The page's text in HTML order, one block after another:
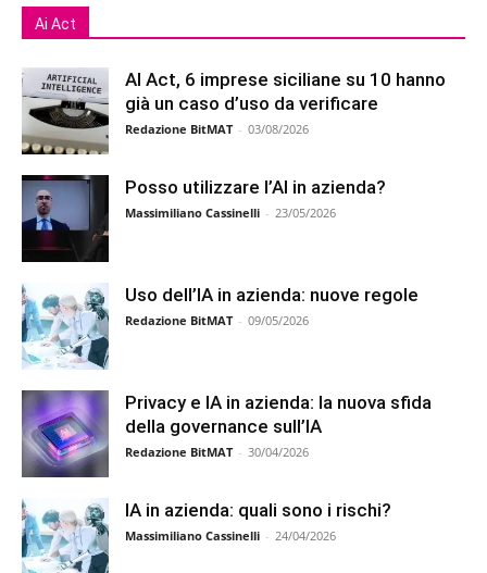
Ai Act
AI Act, 6 imprese siciliane su 10 hanno
già un caso d’uso da verificare
Redazione BitMAT - 03/08/2026
Posso utilizzare l’AI in azienda?
Massimiliano Cassinelli - 23/05/2026
Uso dell’IA in azienda: nuove regole
Redazione BitMAT - 09/05/2026
Privacy e IA in azienda: la nuova sfida
della governance sull’IA
Redazione BitMAT - 30/04/2026
IA in azienda: quali sono i rischi?
Massimiliano Cassinelli - 24/04/2026